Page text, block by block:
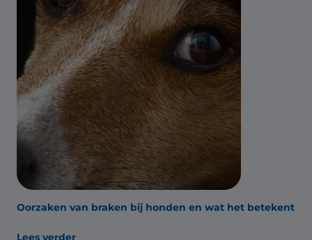
Oorzaken van braken bij honden en wat het betekent
Lees verder